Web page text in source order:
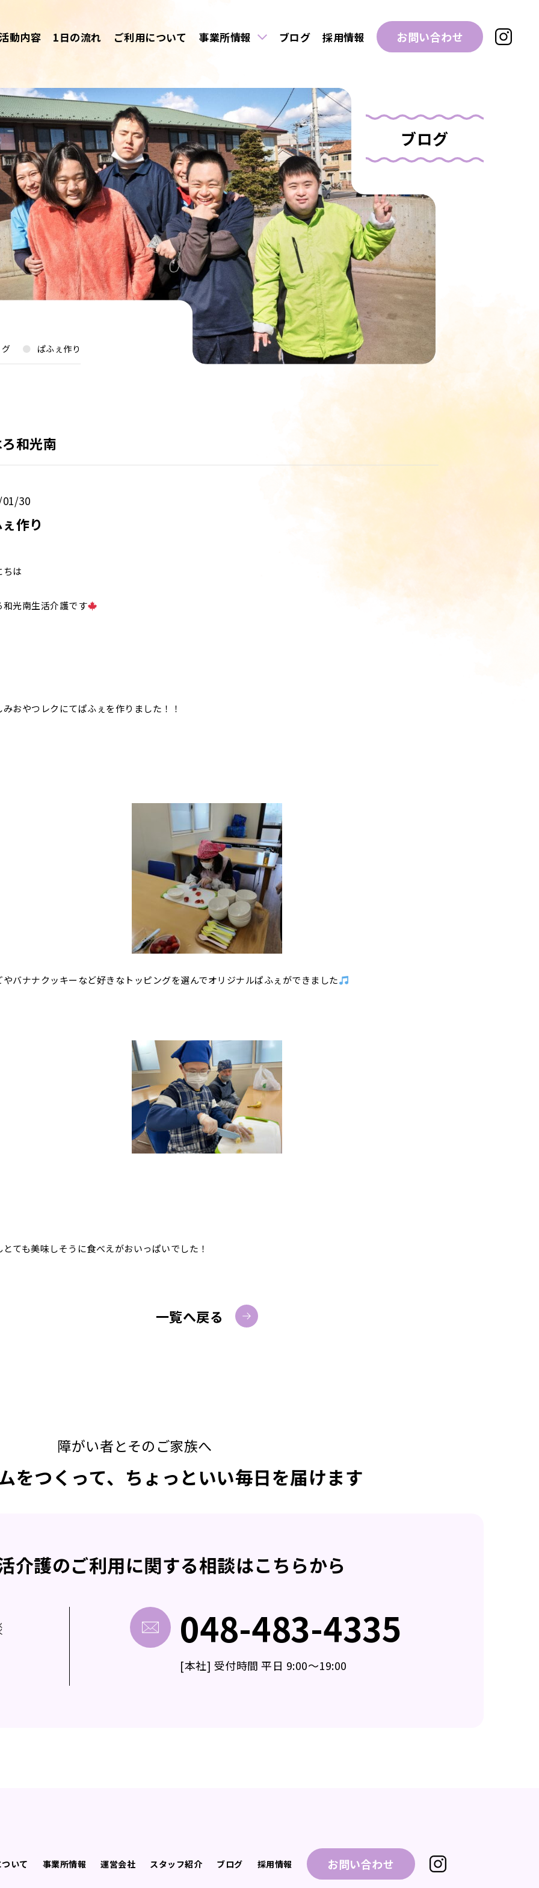
動内容 1日の流れ ご利用について 事業所情報 ブログ 採用情報 お問い合わせ
ブログ
ぱふぇ作り
和光南
30
作り
ちは
和光南生活介護です
みおやつレクにてぱふぇを作りました！！
やバナナクッキーなど好きなトッピングを選んでオリジナルぱふぇができました
とても美味しそうに食べえがおいっぱいでした！
一覧へ戻る
障がい者とそのご家族へ
をつくって、ちょっといい毎日を届けます
介護のご利用に関する相談はこちらから
048-483-4335
[本社] 受付時間 平日 9:00～19:00
いて 事業所情報 運営会社 スタッフ紹介 ブログ 採用情報 お問い合わせ